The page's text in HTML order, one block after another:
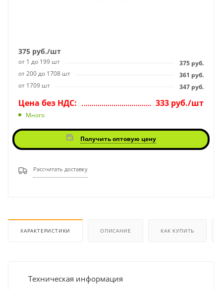
375 руб./шт
от 1 до 199 шт 375 руб.
от 200 до 1708 шт
361 руб.
от 1709 шт
347 руб.
Цена без НДС: 333 руб./шт
Много
Получить оптовую цену
Рассчитать доставку
ХАРАКТЕРИСТИКИ ОПИСАНИЕ КАК КУПИТЬ
Техническая информация